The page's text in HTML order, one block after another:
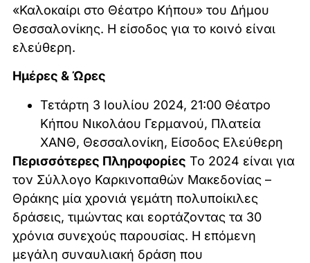
«Καλοκαίρι στο Θέατρο Κήπου» του Δήμου
Θεσσαλονίκης. Η είσοδος για το κοινό είναι
ελεύθερη.
Ημέρες & Ώρες
Τετάρτη 3 Ιουλίου 2024, 21:00 Θέατρο
Κήπου Νικολάου Γερμανού, Πλατεία
ΧΑΝΘ, Θεσσαλονίκη, Είσοδος Ελεύθερη
Περισσότερες Πληροφορίες Το 2024 είναι για
τον Σύλλογο Καρκινοπαθών Μακεδονίας –
Θράκης μία χρονιά γεμάτη πολυποίκιλες
δράσεις, τιμώντας και εορτάζοντας τα 30
χρόνια συνεχούς παρουσίας. Η επόμενη
μεγάλη συναυλιακή δράση που